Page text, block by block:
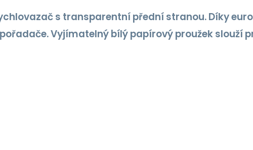
s transparentní přední stranou. Díky
Vyjímatelný bílý papírový proužek slouží